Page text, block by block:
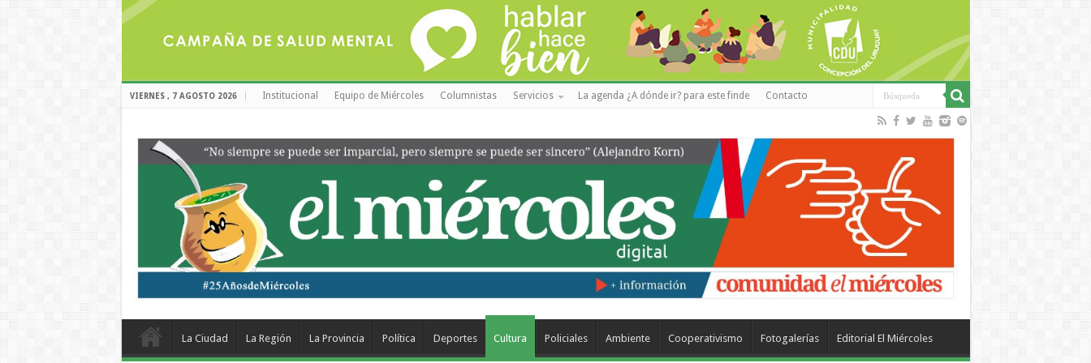
VIERNES , 7 AGOSTO 2026 Institucional Equipo de Miércoles Columnistas Servicios La agenda ¿A dónde ir? para este finde Contacto
La Ciudad La Región La Provincia Política Deportes Cultura Policiales Ambiente Cooperativismo Fotogalerías Editorial El Miércoles